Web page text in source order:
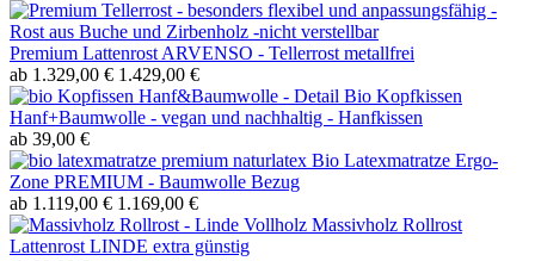
Premium Lattenrost ARVENSO - Tellerrost metallfrei
ab 1.329,00 € 1.429,00 €
Bio Kopfkissen
Hanf+Baumwolle - vegan und nachhaltig - Hanfkissen
ab 39,00 €
Bio Latexmatratze Ergo-
Zone PREMIUM - Baumwolle Bezug
ab 1.119,00 € 1.169,00 €
Massivholz Rollrost
Lattenrost LINDE extra günstig